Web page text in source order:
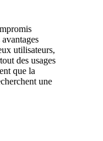
utilisateurs,
des usages
que la
une